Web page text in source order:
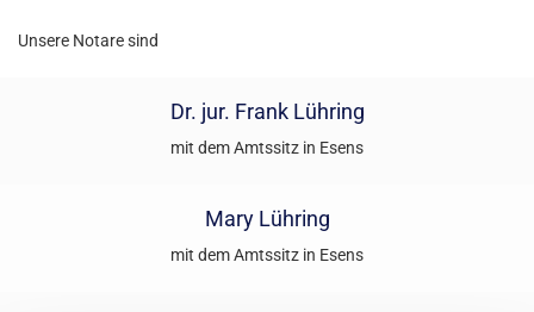
Unsere Notare sind
Dr. jur. Frank Lühring
mit dem Amts­sitz in Esens
Mary Lühring
mit dem Amts­sitz in Esens